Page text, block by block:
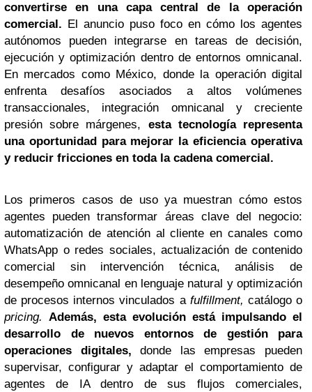
convertirse en una capa central de la operación
comercial. El anuncio puso foco en cómo los agentes
autónomos pueden integrarse en tareas de decisión,
ejecución y optimización dentro de entornos omnicanal.
En mercados como México, donde la operación digital
enfrenta desafíos asociados a altos volúmenes
transaccionales, integración omnicanal y creciente
presión sobre márgenes, esta tecnología representa
una oportunidad para mejorar la eficiencia operativa
y reducir fricciones en toda la cadena comercial.
Los primeros casos de uso ya muestran cómo estos
agentes pueden transformar áreas clave del negocio:
automatización de atención al cliente en canales como
WhatsApp o redes sociales, actualización de contenido
comercial sin intervención técnica, análisis de
desempeño omnicanal en lenguaje natural y optimización
de procesos internos vinculados a fulfillment, catálogo o
pricing. Además, esta evolución está impulsando el
desarrollo de nuevos entornos de gestión para
operaciones digitales, donde las empresas pueden
supervisar, configurar y adaptar el comportamiento de
agentes de IA dentro de sus flujos comerciales,